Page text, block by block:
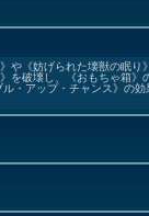
や《妨げられた壊獣の眠り
を破壊し、《おもちゃ箱》
・アップ・チャンス》の効